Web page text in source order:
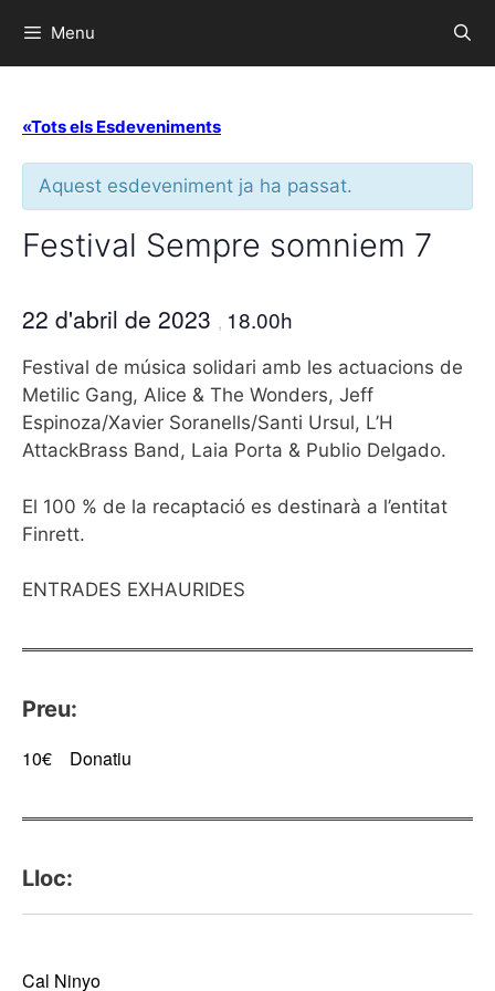
Menu
«Tots els Esdeveniments
Aquest esdeveniment ja ha passat.
Festival Sempre somniem 7
22 d'abril de 2023 , 18.00h
Festival de música solidari amb les actuacions de
Metilic Gang, Alice & The Wonders, Jeff
Espinoza/Xavier Soranells/Santi Ursul, L’H
AttackBrass Band, Laia Porta & Publio Delgado.
El 100 % de la recaptació es destinarà a l’entitat
Finrett.
ENTRADES EXHAURIDES
Preu:
10€ Donatiu
Lloc:
Cal Ninyo